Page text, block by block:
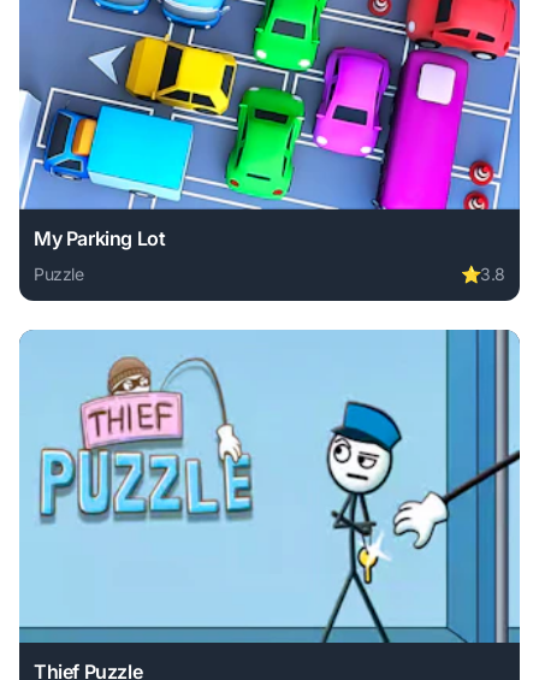
My Parking Lot
Puzzle ⭐3.8
Play My Parking Lot online free. puzzle game, no
Thief Puzzle